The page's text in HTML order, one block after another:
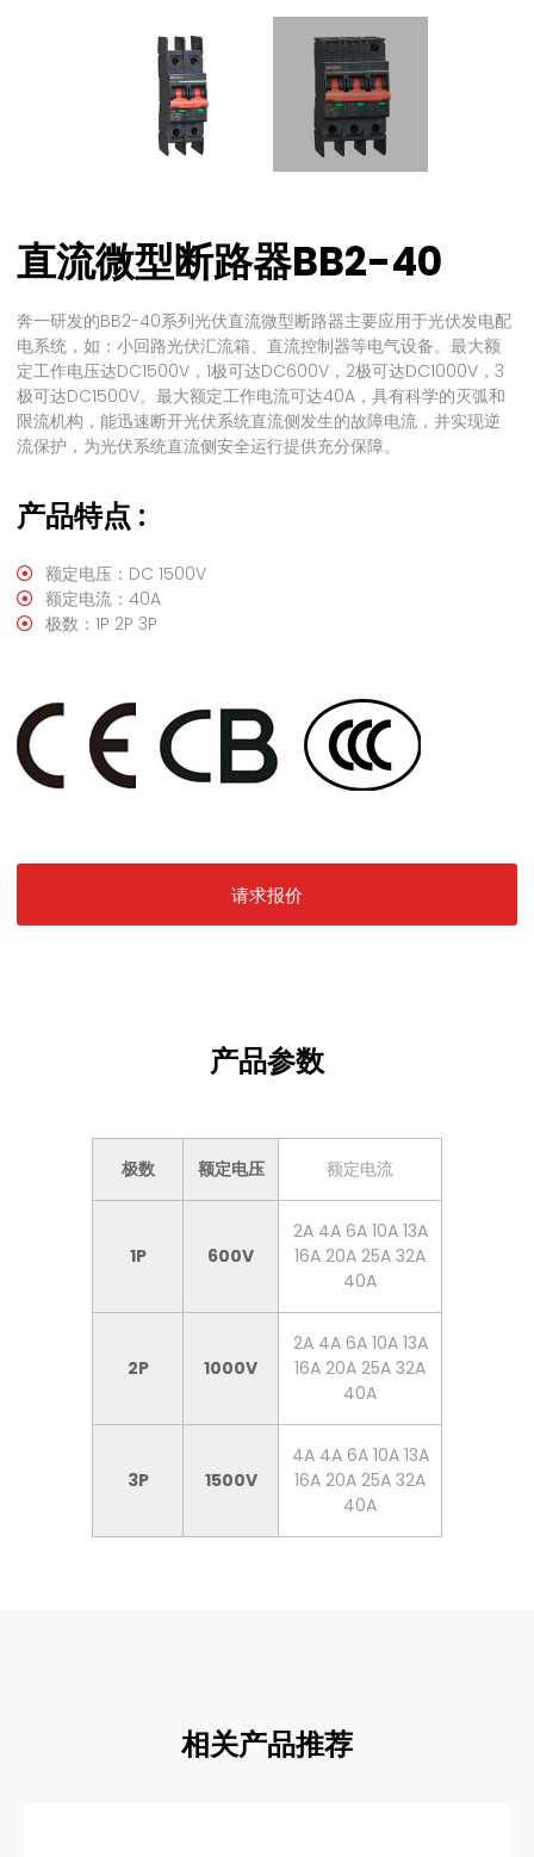
直流微型断路器BB2-40
奔一研发的BB2-40系列光伏直流微型断路器主要应用于光伏发电配
电系统，如：小回路光伏汇流箱、直流控制器等电气设备。最大额
定工作电压达DC1500V，1极可达DC600V，2极可达DC1000V，3
极可达DC1500V。最大额定工作电流可达40A，具有科学的灭弧和
限流机构，能迅速断开光伏系统直流侧发生的故障电流，并实现逆
流保护，为光伏系统直流侧安全运行提供充分保障。
产品特点 :
额定电压：DC 1500V
额定电流：40A
极数：1P 2P 3P
请求报价
产品参数
极数 额定电压 额定电流
1P 600V
2A 4A 6A 10A 13A
16A 20A 25A 32A
40A
2P 1000V
2A 4A 6A 10A 13A
16A 20A 25A 32A
40A
3P 1500V
4A 4A 6A 10A 13A
16A 20A 25A 32A
40A
相关产品推荐